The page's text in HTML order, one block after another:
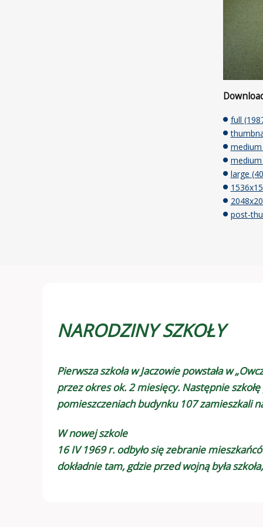
full
large
post-
NARODZINY SZKOŁY
Pierwsza szkoła w Jaczowie powstała w
przez okres ok. 2 miesięcy. Następnie
pomieszczeniach budynku 107 zamieszkali
W nowej szkole
16 IV 1969 r. odbyło się zebranie
dokładnie tam, gdzie przed wojną była